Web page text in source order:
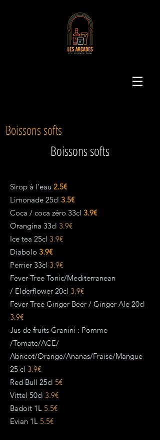
Boissons softs
Boissons softs
Sirop à l’eau 2.5€
Limonade 25cl 3.5€
Coca / coca zéro 33cl 3.9€
Orangina 33cl 3.9€
Ice tea 25cl 3.9€
Diabolo 3.9€
Perrier 33cl 3.9€
Fever-Tree Tonic/Mediterranean
/ Elderflower 20cl 3.9€
Fever-Tree Ginger Beer / Ginger Ale 20cl
3.9€
Jus de fruits Granini : Pomme
/Tomate/ACE/
Abricot/Orange/Ananas/Fraise/Mangue
25 cl 3.9€
Red Bull 25cl 5€
Vittel 50cl 3.9€
Badoit 1L 5.5€
Evian 1L 5.5€